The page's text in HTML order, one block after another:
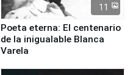
11
Poeta eterna: El centenario
de la inigualable Blanca
Varela